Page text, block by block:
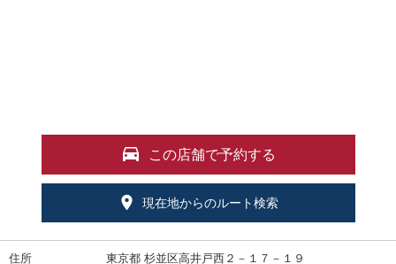
この店舗で予約する
現在地からのルート検索
住所 東京都 杉並区高井戸西２－１７－１９